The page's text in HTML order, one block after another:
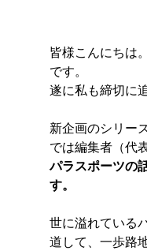
皆様こんにちは
です。
遂に私も締切に
新企画のシリー
では編集者（代表
パラスポーツの
す。
世に溢れている
道して、一歩路